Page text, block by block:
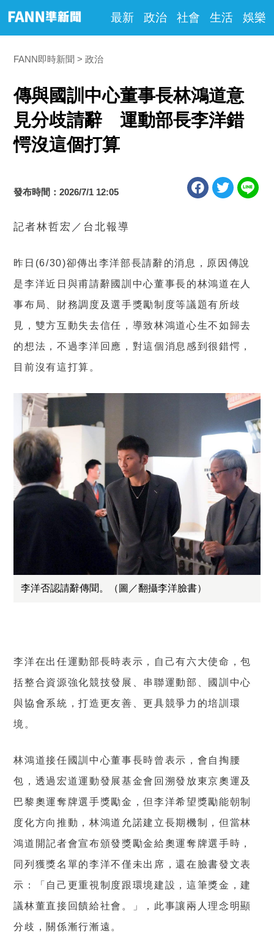
最新 政治 社會 生活 娛樂
FANN即時新聞 政治
傳與國訓中心董事長林鴻道意
見分歧請辭 運動部長李洋錯
愕沒這個打算
發布時間：2026/7/1 12:05
記者林哲宏／台北報導
昨日(6/30)卻傳出李洋部長請辭的消息，原因傳說
是李洋近日與甫請辭國訓中心董事長的林鴻道在人
事布局、財務調度及選手獎勵制度等議題有所歧
見，雙方互動失去信任，導致林鴻道心生不如歸去
的想法，不過李洋回應，對這個消息感到很錯愕，
目前沒有這打算。
李洋否認請辭傳聞。（圖／翻攝李洋臉書）
李洋在出任運動部長時表示，自己有六大使命，包
括整合資源強化競技發展、串聯運動部、國訓中心
與協會系統，打造更友善、更具競爭力的培訓環
境。
林鴻道接任國訓中心董事長時曾表示，會自掏腰
包，透過宏道運動發展基金會回溯發放東京奧運及
巴黎奧運奪牌選手獎勵金，但李洋希望獎勵能朝制
度化方向推動，林鴻道允諾建立長期機制，但當林
鴻道開記者會宣布頒發獎勵金給奧運奪牌選手時，
同列獲獎名單的李洋不僅未出席，還在臉書發文表
示：「自己更重視制度跟環境建設，這筆獎金，建
議林董直接回饋給社會。」，此事讓兩人理念明顯
分歧，關係漸行漸遠。